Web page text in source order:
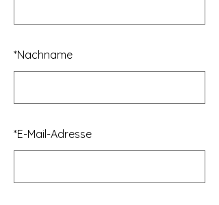
*Nachname
*E-Mail-Adresse